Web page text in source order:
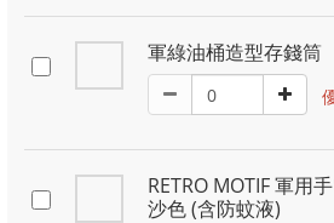
軍綠油桶造型存錢筒
RETRO MOTIF 軍用
沙色 (含防蚊液)